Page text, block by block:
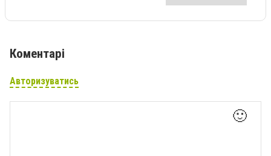
Коментарі
Авторизуватись
🙂